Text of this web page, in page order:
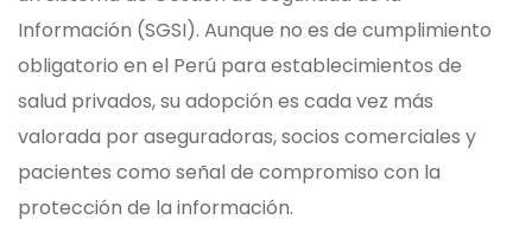
Información (SGSI). Aunque no es de cumplimiento
obligatorio en el Perú para establecimientos de
salud privados, su adopción es cada vez más
valorada por aseguradoras, socios comerciales y
pacientes como señal de compromiso con la
protección de la información.